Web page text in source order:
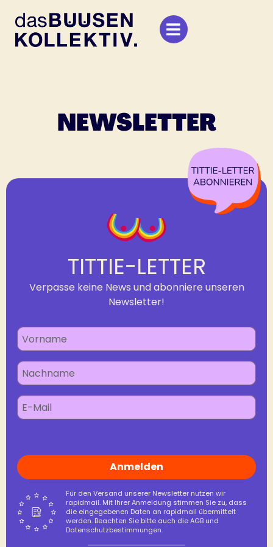
Inhalt
springen
NEWSLETTER
TITTIE-LETTER
Verpasse keine News und abonniere unseren
Newsletter!
Anmelden
Für den Versand unserer Newsletter nutzen wir
rapidmail. Mit Ihrer Anmeldung stimmen Sie zu, dass
die eingegebenen Daten an rapidmail übermittelt
werden. Beachten Sie bitte auch die AGB und
Datenschutzbestimmungen.